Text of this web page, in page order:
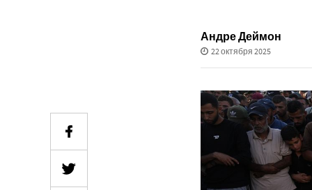
Андре Деймон
22 октября 2025